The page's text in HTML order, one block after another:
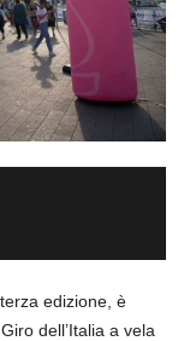
edizione, è
dell’Italia a vela